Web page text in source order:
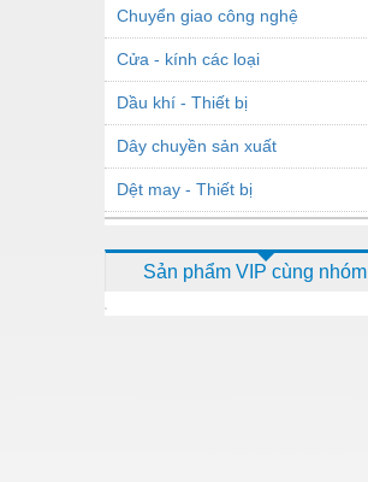
Chuyển giao công nghệ
Cửa - kính các loại
Dầu khí - Thiết bị
Dây chuyền sản xuất
Dệt may - Thiết bị
Dịch vụ - Thi công
Sản phẩm VIP cùng nhóm